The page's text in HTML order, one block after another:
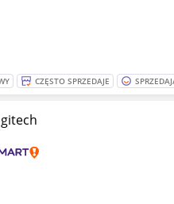
CZĘSTO SPRZEDAJE